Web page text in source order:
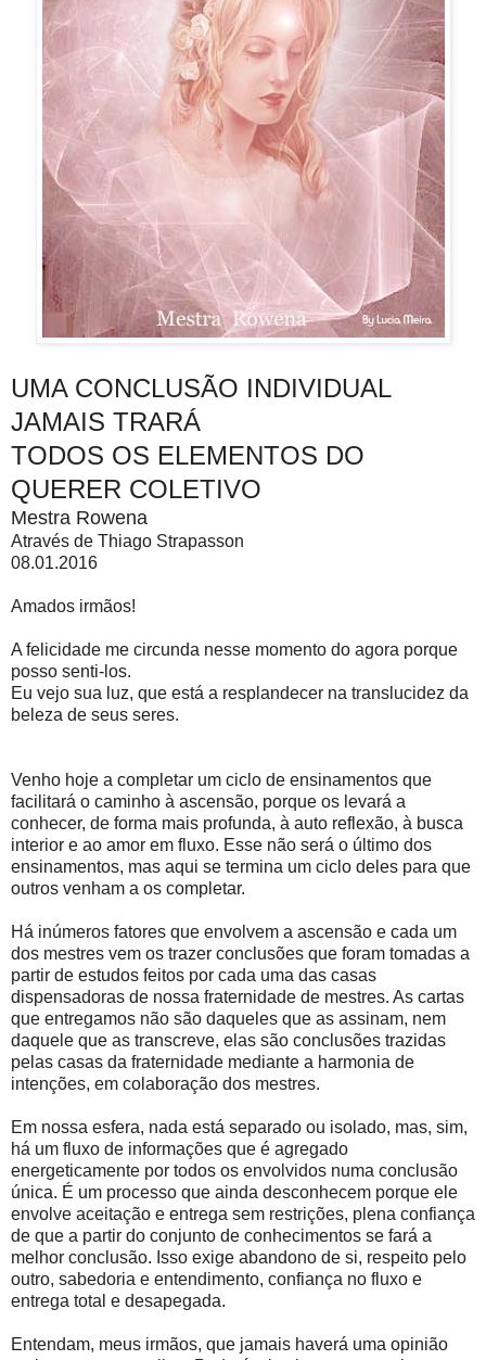
UMA CONCLUSÃO INDIVIDUAL
JAMAIS TRARÁ
TODOS OS ELEMENTOS DO
QUERER COLETIVO
Mestra Rowena
Através de Thiago Strapasson
08.01.2016
Amados irmãos!
A felicidade me circunda nesse momento do agora porque
posso senti-los.
Eu vejo sua luz, que está a resplandecer na translucidez da
beleza de seus seres.
Venho hoje a completar um ciclo de ensinamentos que
facilitará o caminho à ascensão, porque os levará a
conhecer, de forma mais profunda, à auto reflexão, à busca
interior e ao amor em fluxo. Esse não será o último dos
ensinamentos, mas aqui se termina um ciclo deles para que
outros venham a os completar.
Há inúmeros fatores que envolvem a ascensão e cada um
dos mestres vem os trazer conclusões que foram tomadas a
partir de estudos feitos por cada uma das casas
dispensadoras de nossa fraternidade de mestres. As cartas
que entregamos não são daqueles que as assinam, nem
daquele que as transcreve, elas são conclusões trazidas
pelas casas da fraternidade mediante a harmonia de
intenções, em colaboração dos mestres.
Em nossa esfera, nada está separado ou isolado, mas, sim,
há um fluxo de informações que é agregado
energeticamente por todos os envolvidos numa conclusão
única. É um processo que ainda desconhecem porque ele
envolve aceitação e entrega sem restrições, plena confiança
de que a partir do conjunto de conhecimentos se fará a
melhor conclusão. Isso exige abandono de si, respeito pelo
outro, sabedoria e entendimento, confiança no fluxo e
entrega total e desapegada.
Entendam, meus irmãos, que jamais haverá uma opinião